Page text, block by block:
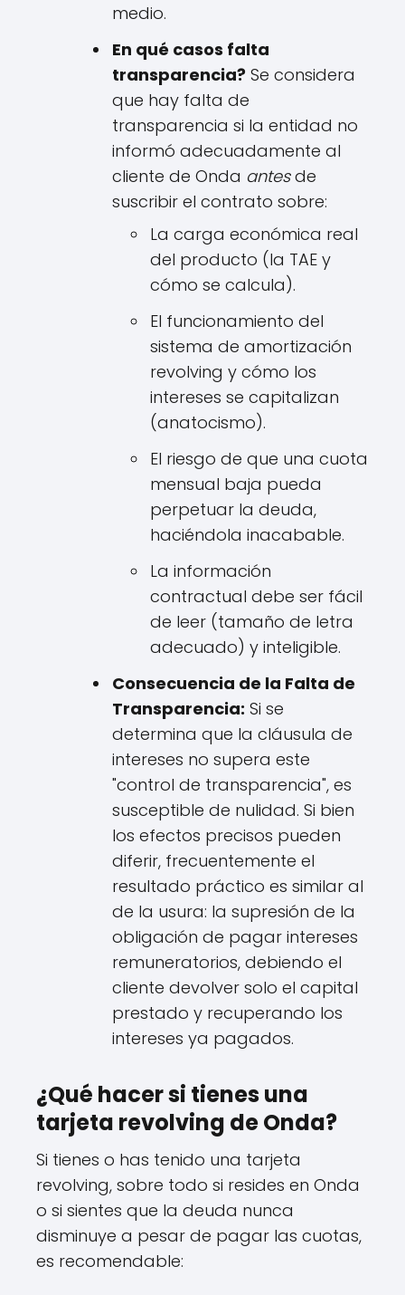
medio.
En qué casos falta
transparencia? Se considera
que hay falta de
transparencia si la entidad no
informó adecuadamente al
cliente de Onda antesde
suscribir el contrato sobre:
La carga económica real
del producto (la TAE y
cómo se calcula).
El funcionamiento del
sistema de amortización
revolving y cómo los
intereses se capitalizan
(anatocismo).
El riesgo de que una cuota
mensual baja pueda
perpetuar la deuda,
haciéndola inacabable.
La información
contractual debe ser fácil
de leer (tamaño de letra
adecuado) y inteligible.
Consecuencia de la Falta de
Transparencia: Si se
determina que la cláusula de
intereses no supera este
"control de transparencia", es
susceptible de nulidad. Si bien
los efectos precisos pueden
diferir, frecuentemente el
resultado práctico es similar al
de la usura: la supresión de la
obligación de pagar intereses
remuneratorios, debiendo el
cliente devolver solo el capital
prestado y recuperando los
intereses ya pagados.
¿Qué hacer si tienes una
tarjeta revolving de Onda?
Si tienes o has tenido una tarjeta
revolving, sobre todo si resides en Onda
o si sientes que la deuda nunca
disminuye a pesar de pagar las cuotas,
es recomendable: